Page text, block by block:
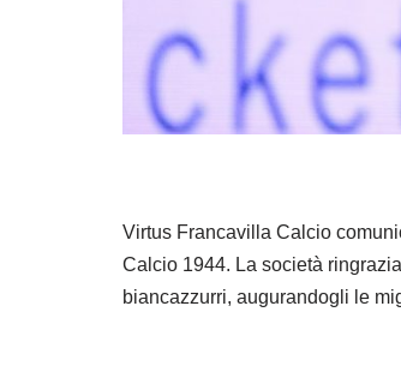
Virtus Francavilla Calcio
Calcio 1944. La società
biancazzurri, augurandogli le